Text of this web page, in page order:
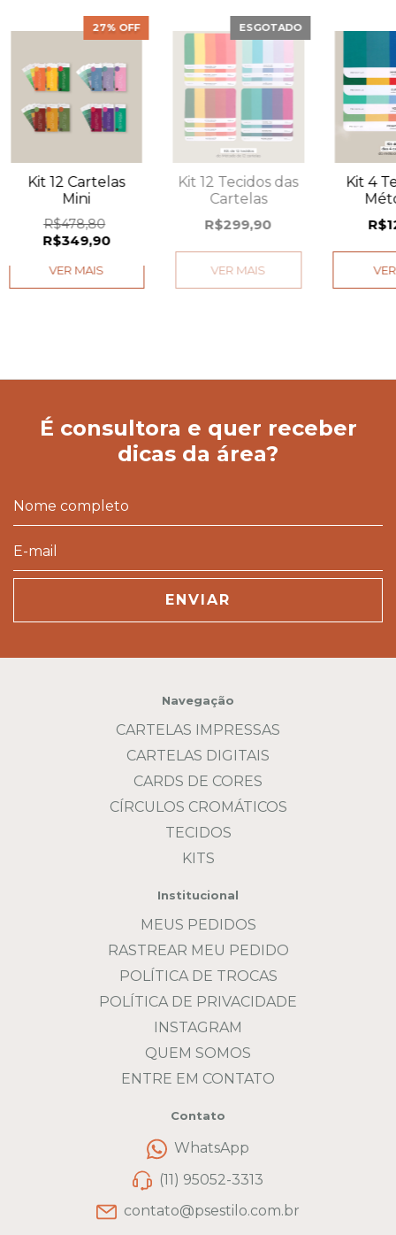
27% OFF
Kit 12 Cartelas
Mini
R$478,80
R$349,90
VER MAIS
ESGOTADO
Kit 12 Tecidos das
Cartelas
R$299,90
VER MAIS
Kit 4
É consultora e quer receber
dicas da área?
Navegação
CARTELAS IMPRESSAS
CARTELAS DIGITAIS
CARDS DE CORES
CÍRCULOS CROMÁTICOS
TECIDOS
KITS
Institucional
MEUS PEDIDOS
RASTREAR MEU PEDIDO
POLÍTICA DE TROCAS
POLÍTICA DE PRIVACIDADE
INSTAGRAM
QUEM SOMOS
ENTRE EM CONTATO
Contato
WhatsApp
(11) 95052-3313
contato@psestilo.com.br